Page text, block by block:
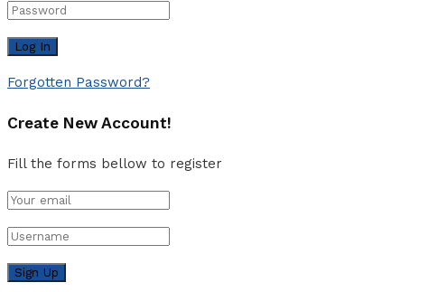
Forgotten Password?
Create New Account!
Fill the forms bellow to register